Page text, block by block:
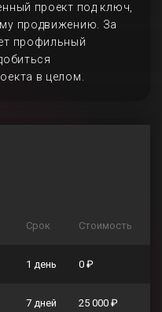
проект под ключ,
продвижению. За
профильный
в целом.
Срок Стоимость
1 день 0 ₽
7 дней 25 000 ₽